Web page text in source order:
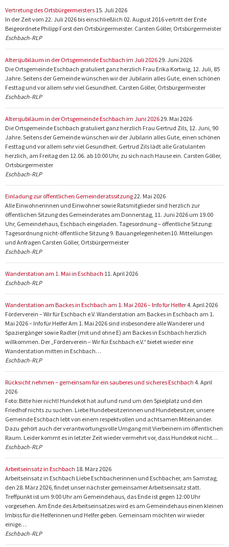
Vertretung des Ortsbürgermeisters 15. Juli 2026
In der Zeit vom 22. Juli 2026 bis einschließlich 02. August 2016 vertritt der Erste
Beigeordnete Philipp Forst den Ortsbürgermeister. Carsten Göller, Ortsbürgermeister
Eschbach-RLP
Altersjubiläum in der Ortsgemeinde Eschbach im Juli 202629. Juni 2026
Die Ortsgemeinde Eschbach gratuliert ganz herzlich Frau Erika Kortwig, 12. Juli, 85
Jahre. Seitens der Gemeinde wünschen wir der Jubilarin alles Gute, einen schönen
Festtag und vor allem sehr viel Gesundheit. Carsten Göller, Ortsbürgermeister
Eschbach-RLP
Altersjubiläum in der Ortsgemeinde Eschbach im Juni 202629. Mai 2026
Die Ortsgemeinde Eschbach gratuliert ganz herzlich Frau Gertrud Zils, 12. Juni, 90
Jahre. Seitens der Gemeinde wünschen wir der Jubilarin alles Gute, einen schönen
Festtag und vor allem sehr viel Gesundheit. Gertrud Zils lädt alle Gratulanten
herzlich, am Freitag den 12.06. ab 10:00 Uhr, zu sich nach Hause ein. Carsten Göller,
Ortsbürgermeister
Eschbach-RLP
Einladung zur öffentlichen Gemeinderatssitzung22. Mai 2026
Alle Einwohnerinnen und Einwohner sowie Ratsmitglieder sind herzlich zur
öffentlichen Sitzung des Gemeinderates am Donnerstag, 11. Juni 2026 um 19.00
Uhr, Gemeindehaus, Eschbach eingeladen. Tagesordnung – öffentliche Sitzung:
Tagesordnung nicht-öffentliche Sitzung 9. Bauangelegenheiten10. Mitteilungen
und Anfragen Carsten Göller, Ortsbürgermeister
Eschbach-RLP
Wanderstation am 1. Mai in Eschbach 11. April 2026
Eschbach-RLP
Wanderstation am Backes in Eschbach am 1. Mai 2026 – Info für Helfer4. April 2026
Förderverein – Wir für Eschbach e.V. Wanderstation am Backes in Eschbach am 1.
Mai 2026 – Info für Helfer Am 1. Mai 2026 sind insbesondere alle Wanderer und
Spaziergänger sowie Radler (mit und ohne E) am Backes in Eschbach herzlich
willkommen. Der „Förderverein – Wir für Eschbach e.V.“ bietet wieder eine
Wanderstation mitten in Eschbach…
Eschbach-RLP
Rücksicht nehmen – gemeinsam für ein sauberes und sicheres Eschbach 4. April
2026
Foto: Bitte hier nicht! Hundekot hat auf und rund um den Spielplatz und den
Friedhof nichts zu suchen. Liebe Hundebesitzerinnen und Hundebesitzer, unsere
Gemeinde Eschbach lebt von einem respektvollen und achtsamen Miteinander.
Dazu gehört auch der verantwortungsvolle Umgang mit Vierbeinern im öffentlichen
Raum. Leider kommt es in letzter Zeit wieder vermehrt vor, dass Hundekot nicht…
Eschbach-RLP
Arbeitseinsatz in Eschbach 18. März 2026
Arbeitseinsatz in Eschbach Liebe Eschbacherinnen und Eschbacher, am Samstag,
den 28. März 2026, findet unser nächster gemeinsamer Arbeitseinsatz statt.
Treffpunkt ist um 9:00 Uhr am Gemeindehaus, das Ende ist gegen 12:00 Uhr
vorgesehen. Am Ende des Arbeitseinsatzes wird es am Gemeindehaus einen kleinen
Imbiss für die Helferinnen und Helfer geben. Gemeinsam möchten wir wieder
einige…
Eschbach-RLP